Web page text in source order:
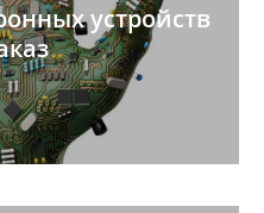
устройств